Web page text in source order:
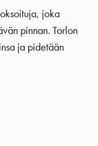
joka
pinnan. Torlon
ja pidetään